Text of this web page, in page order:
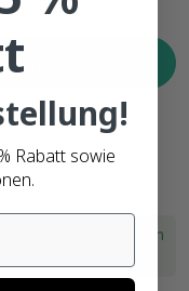
den Warenkorb
Lieferzeit innerhalb von
Rabatt sowie